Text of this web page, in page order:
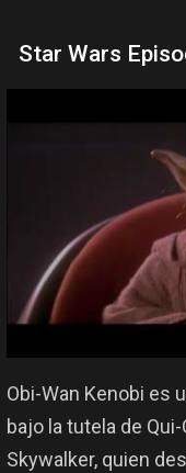
Star Wars
Obi-Wan Kenobi es
bajo la tutela de
Skywalker, quien